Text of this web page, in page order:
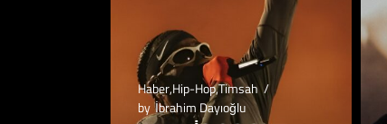
Haber,Hip-Hop,Timsah
by İbrahim Dayıoğlu